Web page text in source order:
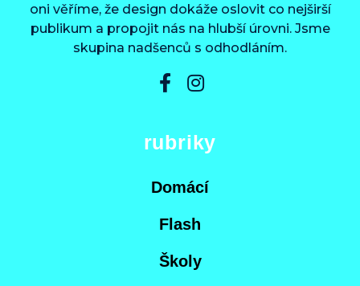
oni věříme, že design dokáže oslovit co nejširší
publikum a propojit nás na hlubší úrovni. Jsme
skupina nadšenců s odhodláním.
rubriky
Domácí
Flash
Školy